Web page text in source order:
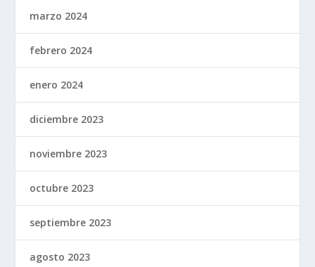
marzo 2024
febrero 2024
enero 2024
diciembre 2023
noviembre 2023
octubre 2023
septiembre 2023
agosto 2023